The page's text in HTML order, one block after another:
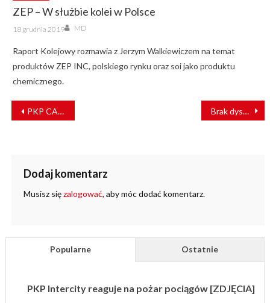
ZEP – W służbie kolei w Polsce
Posted
on
18 grudnia 2019 Author
MD
Raport Kolejowy rozmawia z Jerzym Walkiewiczem na temat
produktów ZEP INC, polskiego rynku oraz soi jako produktu
chemicznego.
NAWIGACJA
WPISU
PKP CARGO S.A. w pierwszym półroczu Brak dyscypliny “transport” – to duże zagrożenie dla projektów
Dodaj komentarz
Musisz sięzalogować, aby móc dodać komentarz.
Popularne Ostatnie
PKP Intercity reaguje na pożar pociągów [ZDJĘCIA]